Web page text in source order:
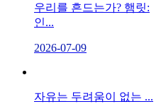
우리를 흔드는가? 햄릿:
인...
2026-07-09
자유는 두려움이 없는 ...